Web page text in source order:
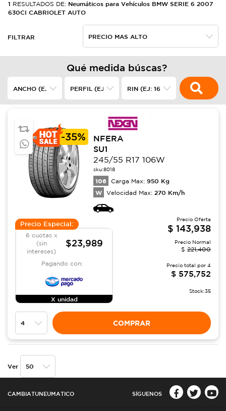
1 RESULTADOS DE: Neumáticos para Vehículos BMW SERIE 6 2007
630CI CABRIOLET AUTO
FILTRAR
Qué medida búscas?
-35%
NFERA
SU1
245/55 R17 106W
sku:8018
106 Carga Max: 950 Kg
W Velocidad Max: 270 Km/h
Precio Especial:
6 cuotas x
(sin
intereses)
$23,989
Pagando con:
X unidad
Precio Oferta
$ 143,938
Precio Normal
$ 221,400
Precio total por 4
$ 575,752
Stock:35
COMPRAR
Ver
CAMBIATUNEUMATICO SÍGUENOS